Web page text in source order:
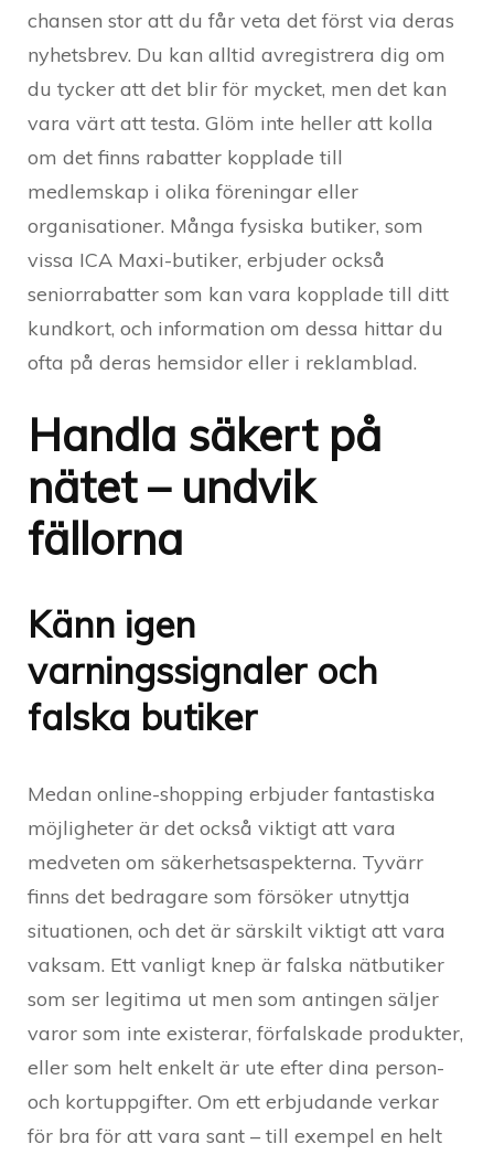
chansen stor att du får veta det först via deras
nyhetsbrev. Du kan alltid avregistrera dig om
du tycker att det blir för mycket, men det kan
vara värt att testa. Glöm inte heller att kolla
om det finns rabatter kopplade till
medlemskap i olika föreningar eller
organisationer. Många fysiska butiker, som
vissa ICA Maxi-butiker, erbjuder också
seniorrabatter som kan vara kopplade till ditt
kundkort, och information om dessa hittar du
ofta på deras hemsidor eller i reklamblad.
Handla säkert på
nätet – undvik
fällorna
Känn igen
varningssignaler och
falska butiker
Medan online-shopping erbjuder fantastiska
möjligheter är det också viktigt att vara
medveten om säkerhetsaspekterna. Tyvärr
finns det bedragare som försöker utnyttja
situationen, och det är särskilt viktigt att vara
vaksam. Ett vanligt knep är falska nätbutiker
som ser legitima ut men som antingen säljer
varor som inte existerar, förfalskade produkter,
eller som helt enkelt är ute efter dina person-
och kortuppgifter. Om ett erbjudande verkar
för bra för att vara sant – till exempel en helt